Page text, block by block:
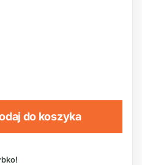
do koszyka